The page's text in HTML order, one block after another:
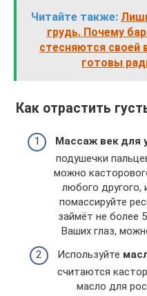
Читайте также:
грудь. Почему
стесняются своей
готовы
Как отрастить
Массаж век для
подушечки
можно
любого другого,
помассируйте
займёт не более
Ваших глаз,
Используйте
считаются
масло для